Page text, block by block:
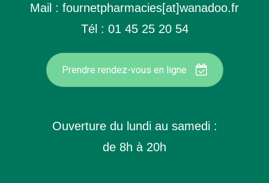
Mail : fournetpharmacies[at]wanadoo.fr
Tél : 01 45 25 20 54
Prendre rendez-vous en ligne
Ouverture du lundi au samedi :
de 8h à 20h